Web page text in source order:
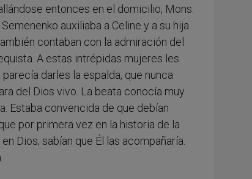
entonces en el domicilio, Mons.
auxiliaba a Celine y a su hija
contaban con la admiración del
A estas intrépidas mujeres les
darles la espalda, que nunca
del Dios vivo. La beata conocía muy
Estaba convencida de que debían
por primera vez en la historia de la
Dios; sabían que Él las acompañaría.